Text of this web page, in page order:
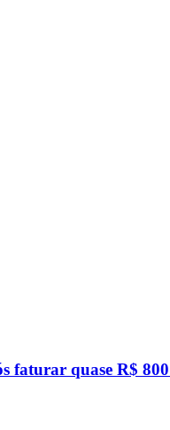
faturar quase R$